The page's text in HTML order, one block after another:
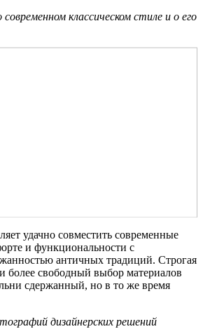
классическом стиле и о его
удачно совместить современные
и функциональности с
античных традиций. Строгая
более свободный выбор материалов
сдержанный, но в то же время
дизайнерских решений